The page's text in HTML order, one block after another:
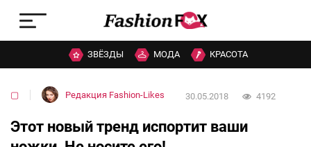
ЗВЁЗДЫ МОДА КРАСОТА
▢ Редакция Fashion-Likes 30.05.2018 4192
Этот новый тренд испортит ваши